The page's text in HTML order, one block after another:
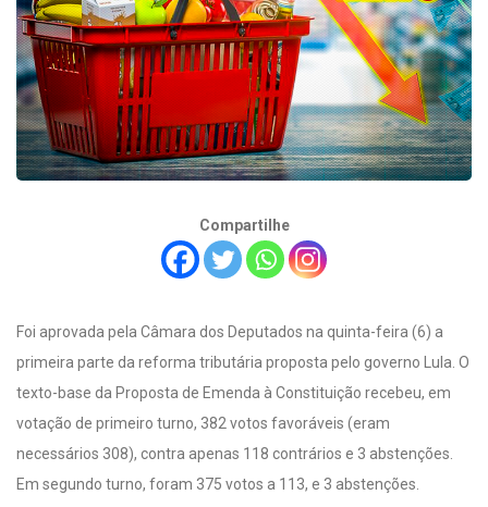
Compartilhe
Foi aprovada pela Câmara dos Deputados na quinta-feira (6) a
primeira parte da reforma tributária proposta pelo governo Lula. O
texto-base da Proposta de Emenda à Constituição recebeu, em
votação de primeiro turno, 382 votos favoráveis (eram
necessários 308), contra apenas 118 contrários e 3 abstenções.
Em segundo turno, foram 375 votos a 113, e 3 abstenções.